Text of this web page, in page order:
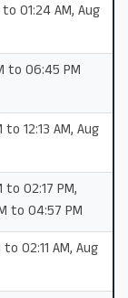
to 01:24 AM, Aug
to 06:45 PM
to 12:13 AM, Aug
to 02:17 PM,
to 04:57 PM
to 02:11 AM, Aug